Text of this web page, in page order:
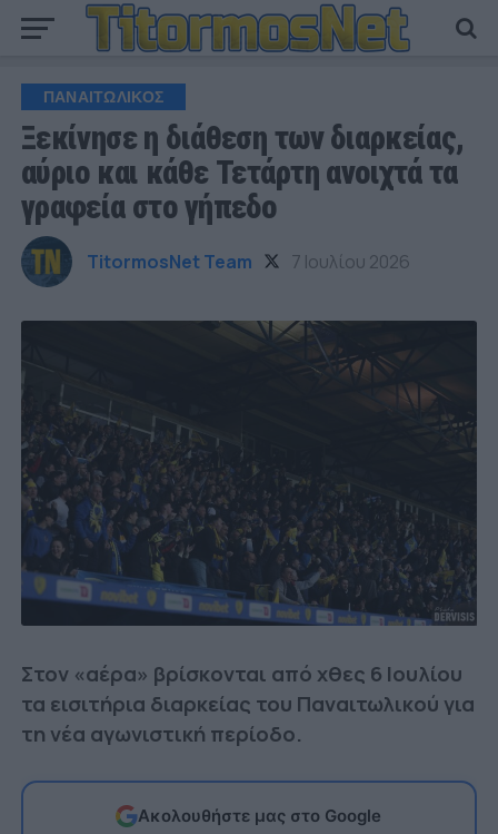
ΠΑΝΑΙΤΩΛΙΚΟΣ
Ξεκίνησε η διάθεση των διαρκείας,
αύριο και κάθε Τετάρτη ανοιχτά τα
γραφεία στο γήπεδο
TitormosNet Team 7 Ιουλίου 2026
Στον «αέρα» βρίσκονται από χθες 6 Ιουλίου
τα εισιτήρια διαρκείας του Παναιτωλικού για
τη νέα αγωνιστική περίοδο.
Ακολουθήστε μας στο Google